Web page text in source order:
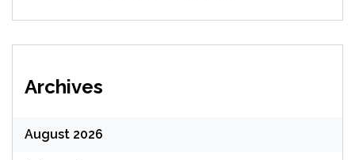
Archives
August 2026